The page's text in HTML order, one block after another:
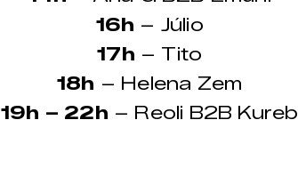
16h – Júlio
17h – Tito
18h – Helena Zem
19h – 22h – Reoli B2B Kureb